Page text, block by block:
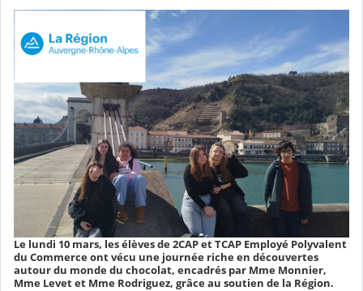
Le lundi 10 mars, les élèves de 2CAP et TCAP Employé Polyvalent
du Commerce ont vécu une journée riche en découvertes
autour du monde du chocolat, encadrés par Mme Monnier,
Mme Levet et Mme Rodriguez, grâce au soutien de la Région.